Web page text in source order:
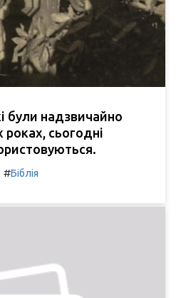
були надзвичайно
роках, сьогодні
#Біблія